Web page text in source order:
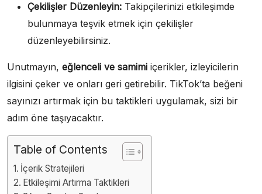
Çekilişler Düzenleyin: Takipçilerinizi etkileşimde
bulunmaya teşvik etmek için çekilişler
düzenleyebilirsiniz.
Unutmayın, eğlenceli ve samimi içerikler, izleyicilerin
ilgisini çeker ve onları geri getirebilir. TikTok’ta beğeni
sayınızı artırmak için bu taktikleri uygulamak, sizi bir
adım öne taşıyacaktır.
Table of Contents
İçerik Stratejileri
Etkileşimi Artırma Taktikleri